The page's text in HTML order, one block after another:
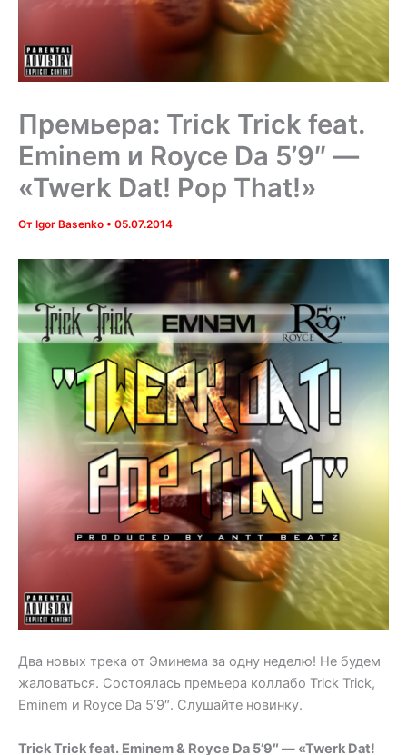
Премьера: Trick Trick feat.
Eminem и Royce Da 5’9″ —
«Twerk Dat! Pop That!»
От Igor Basenko • 05.07.2014
Два новых трека от Эминема за одну неделю! Не будем
жаловаться. Состоялась премьера коллабо Trick Trick,
Eminem и Royce Da 5’9″. Слушайте новинку.
Trick Trick feat. Eminem & Royce Da 5’9″ — «Twerk Dat!